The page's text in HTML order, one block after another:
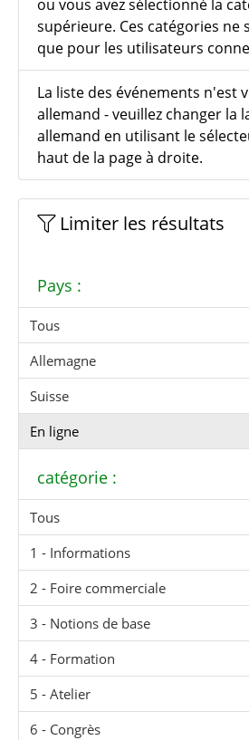
ou vous avez sélectionné la
supérieure. Ces catégories ne
que pour les utilisateurs
La liste des événements n'est
allemand - veuillez changer la
allemand en utilisant le
haut de la page à droite.
Limiter les résultats
Pays :
Tous
Allemagne
Suisse
En ligne
catégorie :
Tous
1 - Informations
2 - Foire commerciale
3 - Notions de base
4 - Formation
5 - Atelier
6 - Congrès